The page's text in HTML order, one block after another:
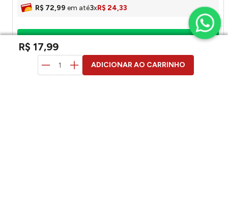
R$ 17,99
ADICIONAR AO CARRINHO
R$ 72,99 em até3xR$ 24,33